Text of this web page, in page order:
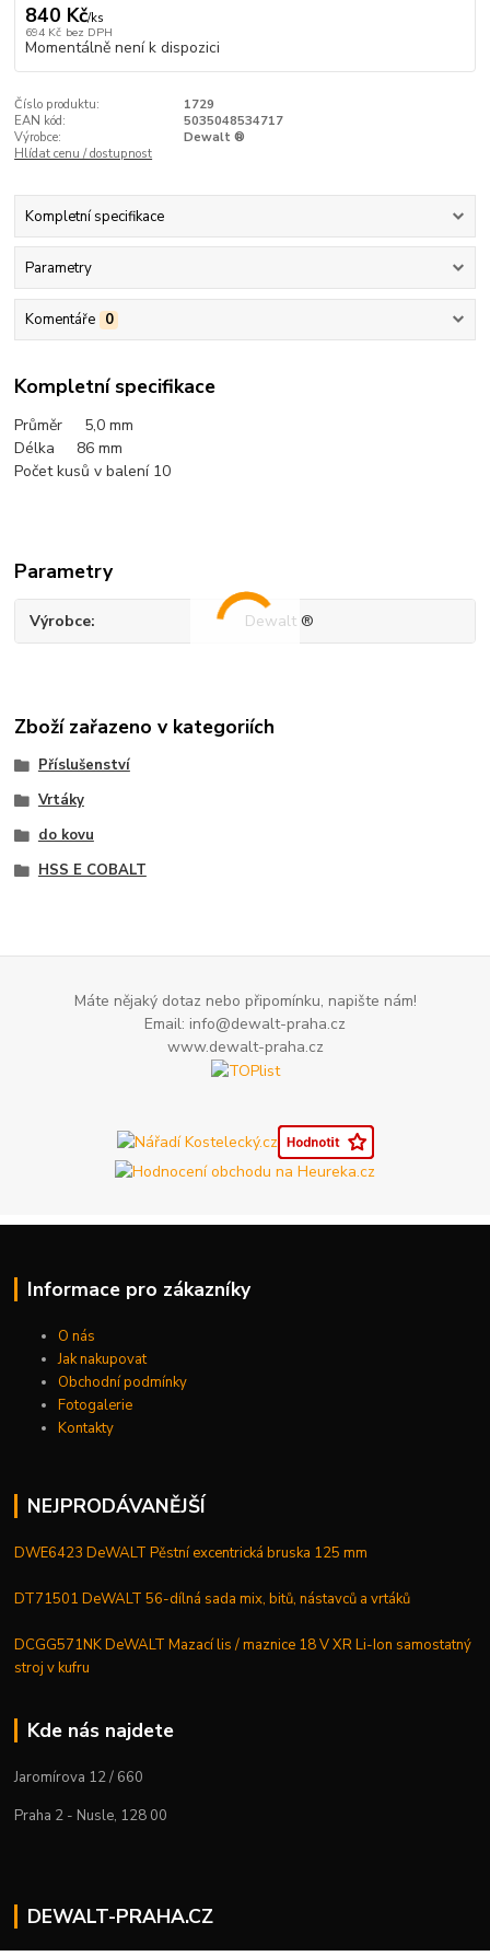
840 Kč/ks
694 Kč bez DPH
Momentálně není k dispozici
Číslo produktu:
1729
EAN kód:
5035048534717
Výrobce:
Dewalt ®
Hlídat cenu / dostupnost
Kompletní specifikace
Parametry
Komentáře 0
Kompletní specifikace
Průměr 5,0 mm
Délka 86 mm
Počet kusů v balení 10
Parametry
Výrobce Dewalt ®
Zboží zařazeno v kategoriích
Příslušenství
Vrtáky
do kovu
HSS E COBALT
Máte nějaký dotaz nebo připomínku, napište nám!
Email: info@dewalt-praha.cz
www.dewalt-praha.cz
Informace pro zákazníky
O nás
Jak nakupovat
Obchodní podmínky
Fotogalerie
Kontakty
NEJPRODÁVANĚJŠÍ
DWE6423 DeWALT Pěstní excentrická bruska 125 mm
DT71501 DeWALT 56-dílná sada mix, bitů, nástavců a vrtáků
DCGG571NK DeWALT Mazací lis / maznice 18 V XR Li-Ion samostatný
stroj v kufru
Kde nás najdete
Jaromírova 12 / 660
Praha 2 - Nusle, 128 00
DEWALT-PRAHA.CZ